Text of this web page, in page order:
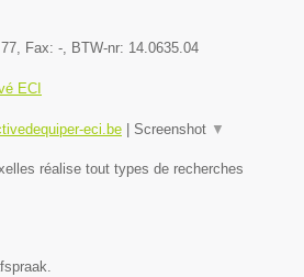
, Fax: -, BTW-nr: 14.0635.04
ECI
eci.be Screenshot ▼
réalise tout types de recherches